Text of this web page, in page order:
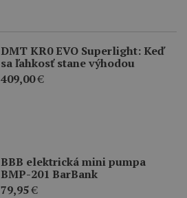
DMT KR0 EVO Superlight: Keď
sa ľahkosť stane výhodou
409,00€
BBB elektrická mini pumpa
BMP-201 BarBank
79,95€